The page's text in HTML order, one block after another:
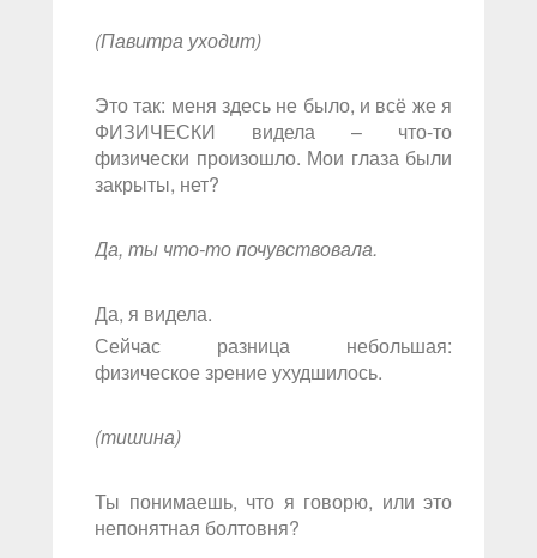
(Павитра уходит)
Это так: меня здесь не было, и всё же я
ФИЗИЧЕСКИ видела – что-то
физически произошло. Мои глаза были
закрыты, нет?
Да, ты что-то почувствовала.
Да, я видела.
Сейчас разница небольшая:
физическое зрение ухудшилось.
(тишина)
Ты понимаешь, что я говорю, или это
непонятная болтовня?